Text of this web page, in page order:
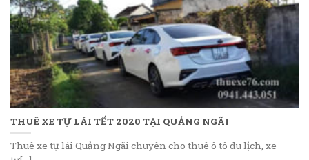
THUÊ XE TỰ LÁI TẾT 2020 TẠI QUẢNG NGÃI
Thuê xe tự lái Quảng Ngãi chuyên cho thuê ô tô du lịch, xe